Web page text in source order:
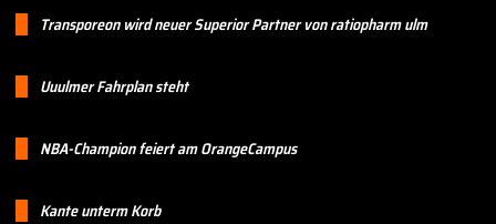
Transporeon wird neuer Superior Partner von ratiopharm ulm
Uuulmer Fahrplan steht
NBA-Champion feiert am OrangeCampus
Kante unterm Korb